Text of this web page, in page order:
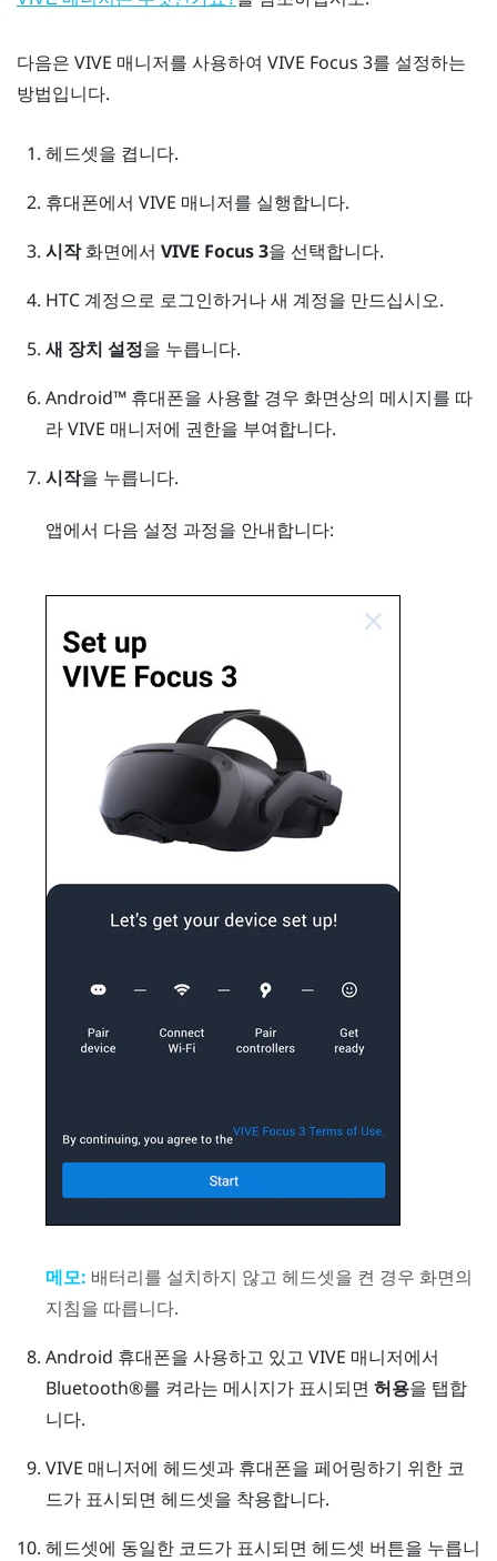
다음은 VIVE 매니저를 사용하여 VIVE Focus 3를 설정하는
방법입니다.
헤드셋을 켭니다.
휴대폰에서 VIVE 매니저를 실행합니다.
시작화면에서 VIVE Focus 3을 선택합니다.
HTC 계정으로 로그인하거나 새 계정을 만드십시오.
새 장치 설정을 누릅니다.
Android™휴대폰을 사용할 경우 화면상의 메시지를 따
라VIVE 매니저에 권한을 부여합니다.
시작을 누릅니다.
앱에서 다음 설정 과정을 안내합니다:
메모: 배터리를 설치하지 않고 헤드셋을 켠 경우 화면의
지침을 따릅니다.
Android 휴대폰을 사용하고 있고 VIVE 매니저에서
Bluetooth®를 켜라는 메시지가 표시되면 허용을 탭합
니다.
VIVE 매니저에 헤드셋과 휴대폰을 페어링하기 위한 코
드가 표시되면 헤드셋을 착용합니다.
헤드셋에 동일한 코드가 표시되면 헤드셋 버튼을 누릅니